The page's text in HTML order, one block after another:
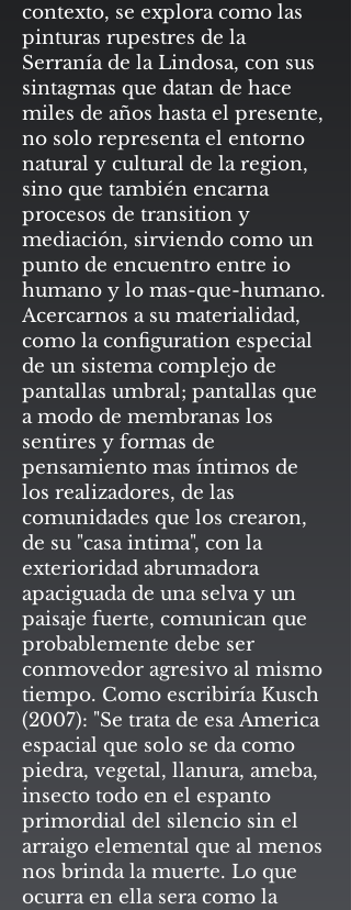
contexto, se explora como las
pinturas rupestres de la
Serranía de la Lindosa, con sus
sintagmas que datan de hace
miles de años hasta el presente,
no solo representa el entorno
natural y cultural de la region,
sino que también encarna
procesos de transition y
mediación, sirviendo como un
punto de encuentro entre io
humano y lo mas-que-humano.
Acercarnos a su materialidad,
como la configuration especial
de un sistema complejo de
pantallas umbral; pantallas que
a modo de membranas los
sentires y formas de
pensamiento mas íntimos de
los realizadores, de las
comunidades que los crearon,
de su "casa intima", con la
exterioridad abrumadora
apaciguada de una selva y un
paisaje fuerte, comunican que
probablemente debe ser
conmovedor agresivo al mismo
tiempo. Como escribiría Kusch
(2007): "Se trata de esa America
espacial que solo se da como
piedra, vegetal, llanura, ameba,
insecto todo en el espanto
primordial del silencio sin el
arraigo elemental que al menos
nos brinda la muerte. Lo que
ocurra en ella sera como la